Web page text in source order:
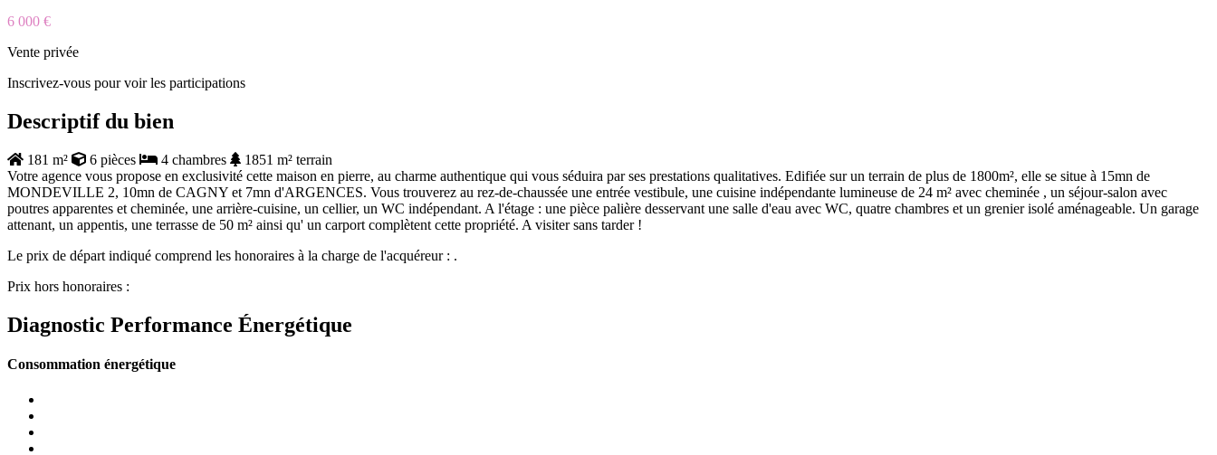
6 000 €
Vente privée
Inscrivez-vous pour voir les participations
Descriptif du bien
181 m² 6 pièces 4 chambres
1851 m² terrain
Votre agence vous propose en exclusivité cette maison en pierre, au charme authentique qui vous séduira par ses prestations qualitatives. Edifiée sur un terrain de plus de 1800m², elle se situe à 15mn de
MONDEVILLE 2, 10mn de CAGNY et 7mn d'ARGENCES. Vous trouverez au rez-de-chaussée une entrée vestibule, une cuisine indépendante lumineuse de 24 m² avec cheminée , un séjour-salon avec
poutres apparentes et cheminée, une arrière-cuisine, un cellier, un WC indépendant. A l'étage : une pièce palière desservant une salle d'eau avec WC, quatre chambres et un grenier isolé aménageable. Un garage
attenant, un appentis, une terrasse de 50 m² ainsi qu' un carport complètent cette propriété. A visiter sans tarder !
Le prix de départ indiqué comprend les honoraires à la charge de l'acquéreur : .
Prix hors honoraires :
Diagnostic Performance Énergétique
Consommation énergétique